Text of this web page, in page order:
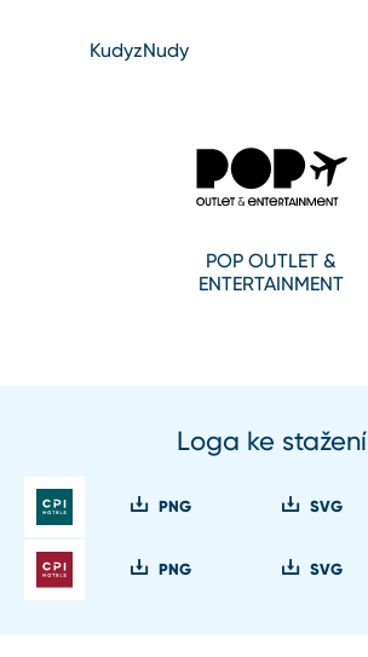
KudyzNudy
POP OUTLET &
ENTERTAINMENT
Loga ke stažení
PNG SVG
PNG SVG